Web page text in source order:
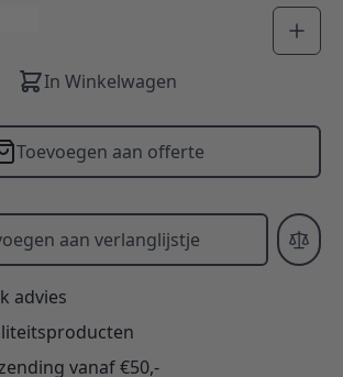
In Winkelwagen
Toevoegen aan offerte
aan verlanglijstje
advies
vanaf €50,-